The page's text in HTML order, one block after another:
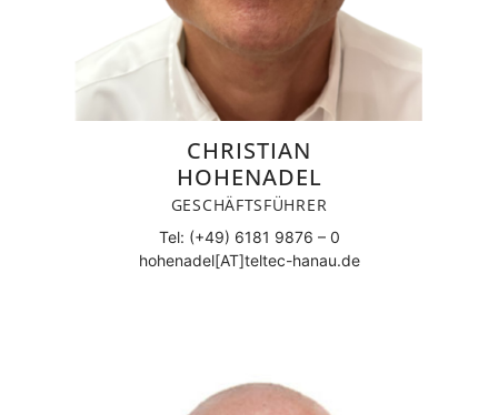
CHRISTIAN
HOHENADEL
GESCHÄFTSFÜHRER
Tel: (+49) 6181 9876 – 0
hohenadel[AT]teltec-hanau.de